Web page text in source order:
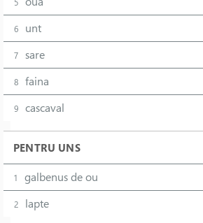
6 unt
7 sare
8 faina
9 cascaval
PENTRU UNS
1 galbenus de ou
2 lapte